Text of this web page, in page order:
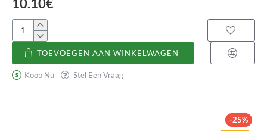
10.10€
Nauserina
naúseas,
mareos
y
vómitos
TOEVOEGEN AAN WINKELWAGEN
Koop Nu Stel Een Vraag
-25%